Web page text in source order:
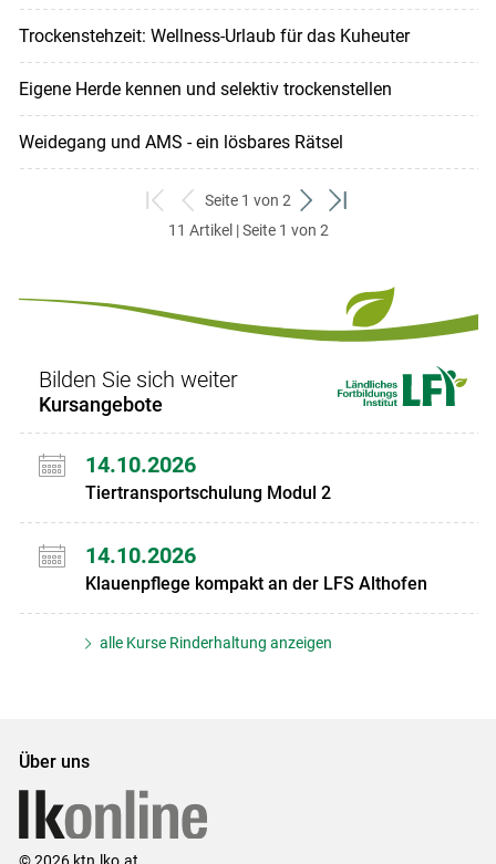
Trockenstehzeit: Wellness-Urlaub für das Kuheuter
Eigene Herde kennen und selektiv trockenstellen
Weidegang und AMS - ein lösbares Rätsel
zum
ersten
zurück
zum
Seite 1 von 2
weiter
zum
zum
11 Artikel | Seite 1 von 2
Bilden Sie sich weiter
Kursangebote
14.10.2026
Tiertransportschulung Modul 2
14.10.2026
Klauenpflege kompakt an der LFS Althofen
alle Kurse Rinderhaltung anzeigen
Über uns